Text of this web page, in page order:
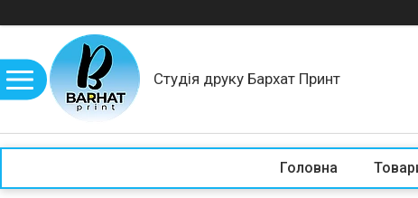
Студія друку Бархат Принт
Головна